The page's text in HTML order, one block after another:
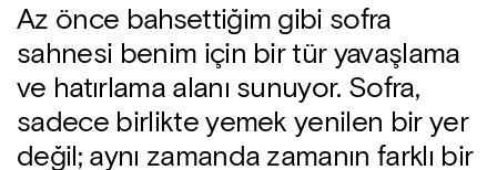
Az önce bahsettiğim gibi sofra
sahnesi benim için bir tür yavaşlama
ve hatırlama alanı sunuyor. Sofra,
sadece birlikte yemek yenilen bir yer
değil; aynı zamanda zamanın farklı bir